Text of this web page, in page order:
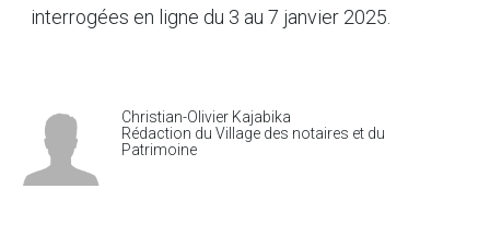
interrogées en ligne du 3 au 7 janvier 2025.
Christian-Olivier Kajabika
Rédaction du Village des notaires et du
Patrimoine